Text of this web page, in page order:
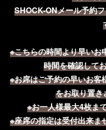
SHOCK-ONメール予約
※こちらの時間より早いお
時間を確認して
※お席はご予約の早いお客
をお取り置き
※お一人様最大4枚ま
※座席の指定は受付出来ま